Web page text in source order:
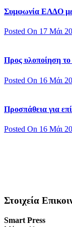
Συμφωνία ΕΛΔΟ
Posted On 17 Μάι
Προς υλοποίηση
Posted On 16 Μάι
Προσπάθεια για
Posted On 16 Μάι
Στοιχεία
Smart Press